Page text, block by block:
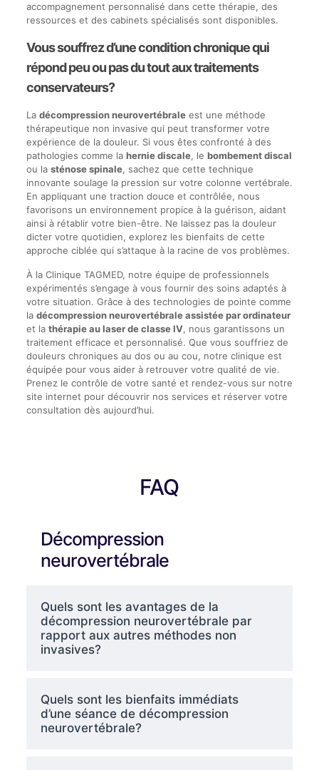
accompagnement personnalisé dans cette thérapie, des
ressources et des cabinets spécialisés sont disponibles.
Vous souffrez d’une condition chronique qui
répond peu ou pas du tout aux traitements
conservateurs?
La décompression neurovertébraleest une méthode
thérapeutique non invasive qui peut transformer votre
expérience de la douleur. Si vous êtes confronté à des
pathologies comme la hernie discale, le bombement discal
ou la sténose spinale, sachez que cette technique
innovante soulage la pression sur votre colonne vertébrale.
En appliquant une traction douce et contrôlée, nous
favorisons un environnement propice à la guérison, aidant
ainsi à rétablir votre bien-être. Ne laissez pas la douleur
dicter votre quotidien, explorez les bienfaits de cette
approche ciblée qui s’attaque à la racine de vos problèmes.
À la Clinique TAGMED, notre équipe de professionnels
expérimentés s’engage à vous fournir des soins adaptés à
votre situation. Grâce à des technologies de pointe comme
la décompression neurovertébrale assistée par ordinateur
et la thérapie au laser de classe IV, nous garantissons un
traitement efficace et personnalisé. Que vous souffriez de
douleurs chroniques au dos ou au cou, notre clinique est
équipée pour vous aider à retrouver votre qualité de vie.
Prenez le contrôle de votre santé et rendez-vous sur notre
site internet pour découvrir nos services et réserver votre
consultation dès aujourd’hui.
FAQ
Décompression
neurovertébrale
Quels sont les avantages de la
décompression neurovertébrale par
rapport aux autres méthodes non
invasives?
Quels sont les bienfaits immédiats
d’une séance de décompression
neurovertébrale?